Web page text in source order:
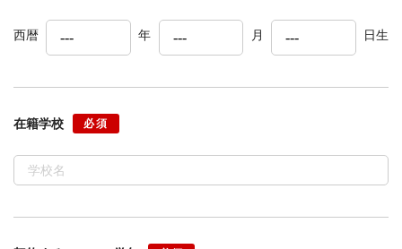
西暦 年 月 日生
在籍学校 必須